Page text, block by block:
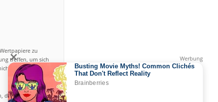
zu
treffen, um sich
einfach ist und
das hohe Risiko